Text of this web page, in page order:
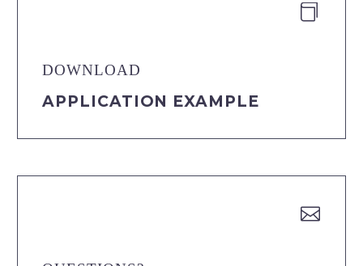


DOWNLOAD
APPLICATION EXAMPLE

